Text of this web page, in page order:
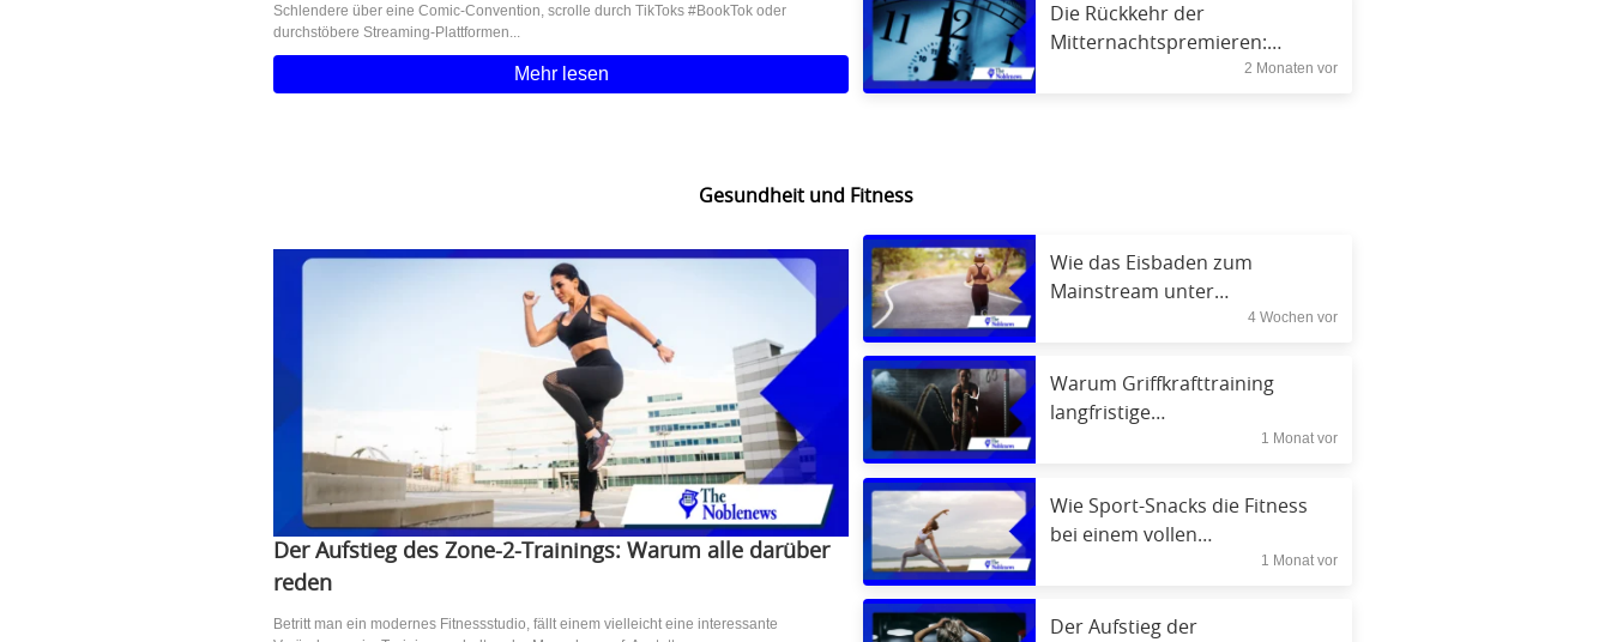
Schlendere über eine Comic-Convention, scrolle durch TikToks #BookTok oder
durchstöbere Streaming-Plattformen...
Mehr lesen
Die Rückkehr der
Mitternachtspremieren:
Warum sich Fans wieder echte
2 Monaten vor
Gesundheit und Fitness
Der Aufstieg des Zone-2-Trainings: Warum alle darüber
reden
Betritt man ein modernes Fitnessstudio, fällt einem vielleicht eine interessante
Wie das Eisbaden zum
Mainstream unter
Fitnessbegeisterten wurde4 Wochen vor
Warum Griffkrafttraining
langfristige
Gesundheitsergebnisse1 Monat vor
Wie Sport-Snacks die Fitness
bei einem vollen
Terminkalender verbessern1 Monat vor
Der Aufstieg der